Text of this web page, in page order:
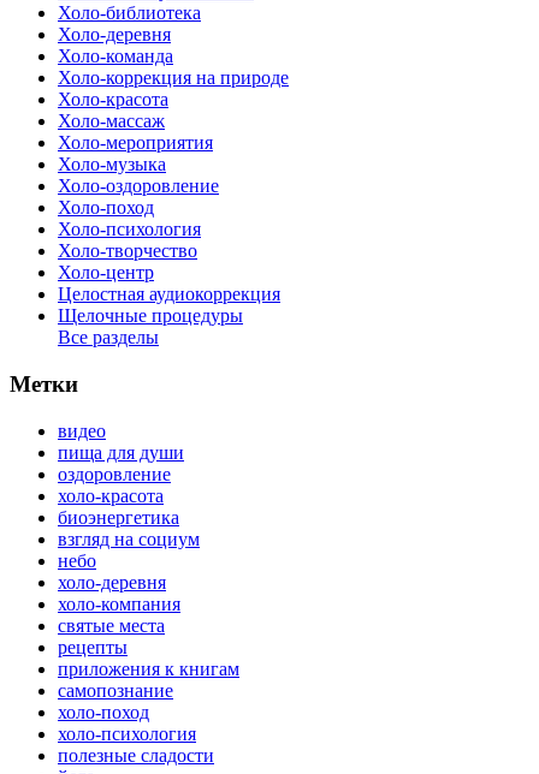
Холо-библиотека
Холо-деревня
Холо-команда
Холо-коррекция на природе
Холо-красота
Холо-массаж
Холо-мероприятия
Холо-музыка
Холо-оздоровление
Холо-поход
Холо-психология
Холо-творчество
Холо-центр
Целостная аудиокоррекция
Щелочные процедуры
Все разделы
Метки
видео
пища для души
оздоровление
холо-красота
биоэнергетика
взгляд на социум
небо
холо-деревня
холо-компания
святые места
рецепты
приложения к книгам
самопознание
холо-поход
холо-психология
полезные сладости